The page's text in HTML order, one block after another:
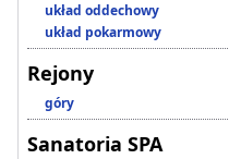
układ oddechowy
układ pokarmowy
Rejony
góry
Sanatoria SPA